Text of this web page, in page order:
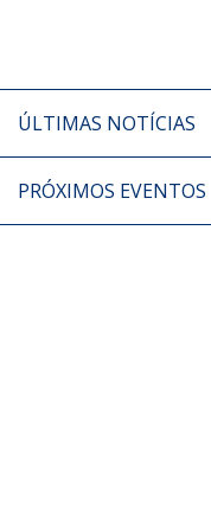
ÚLTIMAS NOTÍCIAS
PRÓXIMOS EVENTOS